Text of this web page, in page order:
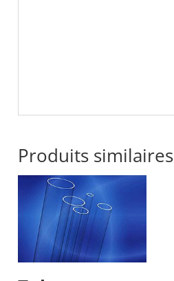
Produits similaires